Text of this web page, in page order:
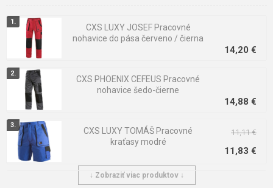
CXS LUXY JOSEF Pracovné
nohavice do pása červeno / čierna
14,20 €
CXS PHOENIX CEFEUS Pracovné
nohavice šedo-čierne
14,88 €
CXS LUXY TOMÁŠ Pracovné
kraťasy modré
11,11 €
11,83 €
CXS LUXY JOSEF Pracovné
↓ Zobraziť viac produktov ↓